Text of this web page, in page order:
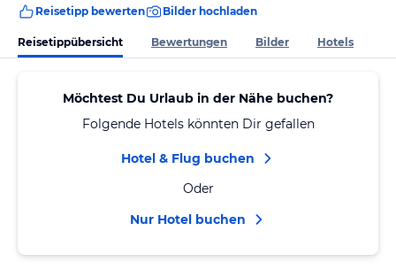
Reisetipp bewerten Bilder hochladen
Reisetippübersicht Bewertungen Bilder Hotels
Möchtest Du Urlaub in der Nähe buchen?
Folgende Hotels könnten Dir gefallen
Hotel & Flug buchen
Oder
Nur Hotel buchen